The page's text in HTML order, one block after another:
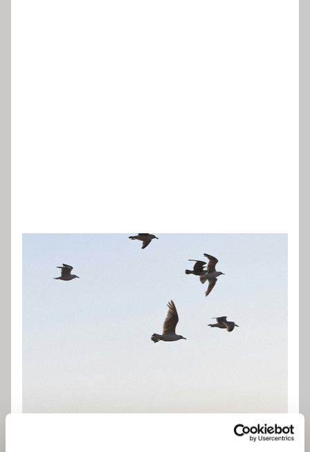
Governança, criteri i
execució amb focus en
Vam iniciar el projecte amb un diagnòstic de la
governança i de l’ecosistema tecnològic per
mitjançant KPIs i quadres de comandament.
En paral·lel, vam acompanyar Grupo Mayo en la